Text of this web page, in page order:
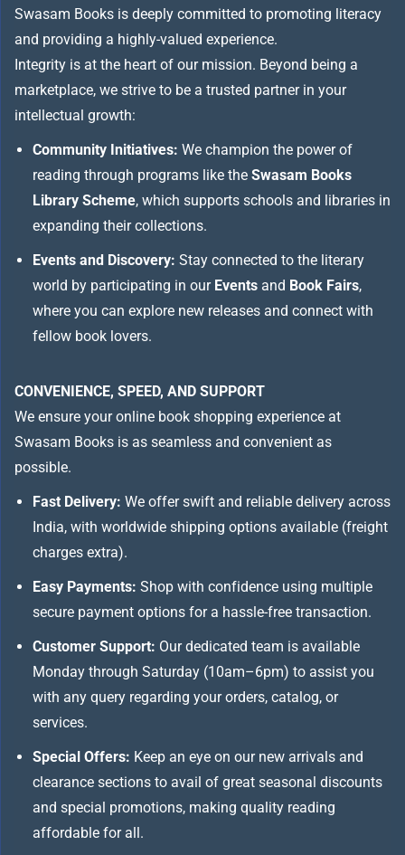
Swasam Books is deeply committed to promoting literacy
and providing a highly-valued experience.
Integrity is at the heart of our mission. Beyond being a
marketplace, we strive to be a trusted partner in your
intellectual growth:
Community Initiatives: We champion the power of
reading through programs like the Swasam Books
Library Scheme, which supports schools and libraries in
expanding their collections.
Events and Discovery: Stay connected to the literary
world by participating in our Events and Book Fairs,
where you can explore new releases and connect with
fellow book lovers.
CONVENIENCE, SPEED, AND SUPPORT
We ensure your online book shopping experience at
Swasam Books is as seamless and convenient as
possible.
Fast Delivery: We offer swift and reliable delivery across
India, with worldwide shipping options available (freight
charges extra).
Easy Payments: Shop with confidence using multiple
secure payment options for a hassle-free transaction.
Customer Support: Our dedicated team is available
Monday through Saturday (10am–6pm) to assist you
with any query regarding your orders, catalog, or
services.
Special Offers: Keep an eye on our new arrivals and
clearance sections to avail of great seasonal discounts
and special promotions, making quality reading
affordable for all.